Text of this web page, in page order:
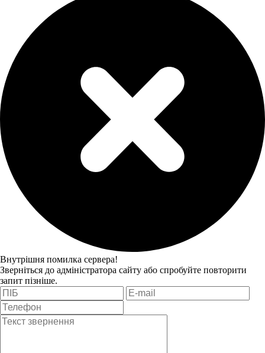
Внутрішня помилка сервера!
Зверніться до адміністратора сайту або спробуйте повторити
запит пізніше.